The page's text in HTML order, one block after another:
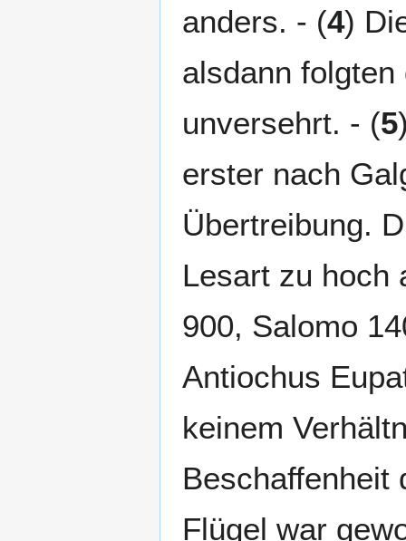
anders. - (4)
alsdann
unversehrt. - (5
erster nach
Übertreibung.
Lesart zu hoch
900, Salomo
Antiochus
keinem
Beschaffenheit
Flügel war